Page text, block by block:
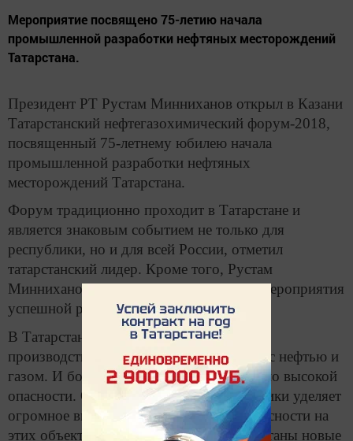
Мероприятие посвящено 75-летию начала
промышленной разработки нефтяных месторождений
Татарстана.
Президент РТ Рустам Минниханов открыл в Казани
Татарстанский нефтегазохимический форум-2018,
посвященный 75-летнему юбилею начала
промышленной разработки нефтяных
месторождений Татарстана.
Форум традиционно проходит в Татарстане и
является знаковым событием не только для
республики, но и для всей России, отметил
татарстанский лидер. Кроме того, Рустам
Минниханов пожелал всем участникам мероприятия
успешной работы и новых контактов.
В Татарстане более 3 тыс. опасных
производственных объектов, связанных с нефтью и
газом. И более 130 объектов чрезвычайно высокой
опасности. Однако руководство республики уделяет
огромное внимание обеспечению безопасности на
этих объектах. На форуме будут выработаны новые